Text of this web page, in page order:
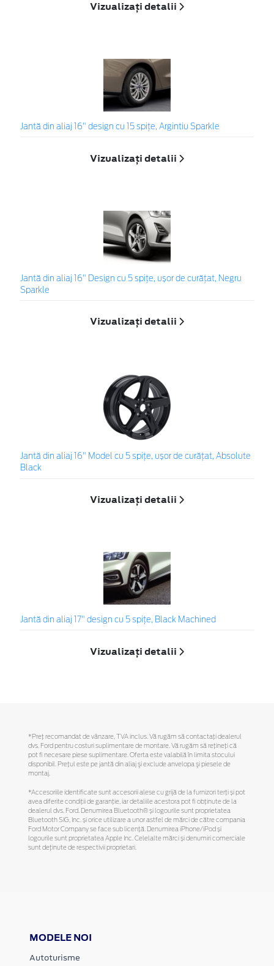
Vizualizați detalii
Jantă din aliaj 16" design cu 15 spițe, Argintiu Sparkle
Vizualizați detalii
Jantă din aliaj 16" Design cu 5 spițe, ușor de curățat, Negru
Sparkle
Vizualizați detalii
Jantă din aliaj 16" Model cu 5 spițe, ușor de curățat, Absolute
Black
Vizualizați detalii
Jantă din aliaj 17" design cu 5 spiţe, Black Machined
Vizualizați detalii
*Preţ recomandat de vânzare, TVA inclus. Vă rugăm să contactaţi dealerul
dvs. Ford pentru costuri suplimentare de montare. Vă rugăm să reţineţi că
pot fi necesare piese suplimentare. Oferta este valabilă în limita stocului
disponibil. Preţul este pe jantă din aliaj şi exclude anvelopa şi piesele de
montaj.
*Accesoriile identificate sunt accesorii alese cu grijă de la furnizori terți și pot
avea diferite condiții de garanție, iar detaliile acestora pot fi obținute de la
dealerul dvs. Ford. Denumirea Bluetooth® și logourile sunt proprietatea
Bluetooth SIG, Inc. și orice utilizare a unor astfel de mărci de către compania
Ford Motor Company se face sub licență. Denumirea iPhone/iPod și
logourile sunt proprietatea Apple Inc. Celelalte mărci și denumiri comerciale
sunt deținute de respectivii proprietari.
MODELE NOI
Autoturisme